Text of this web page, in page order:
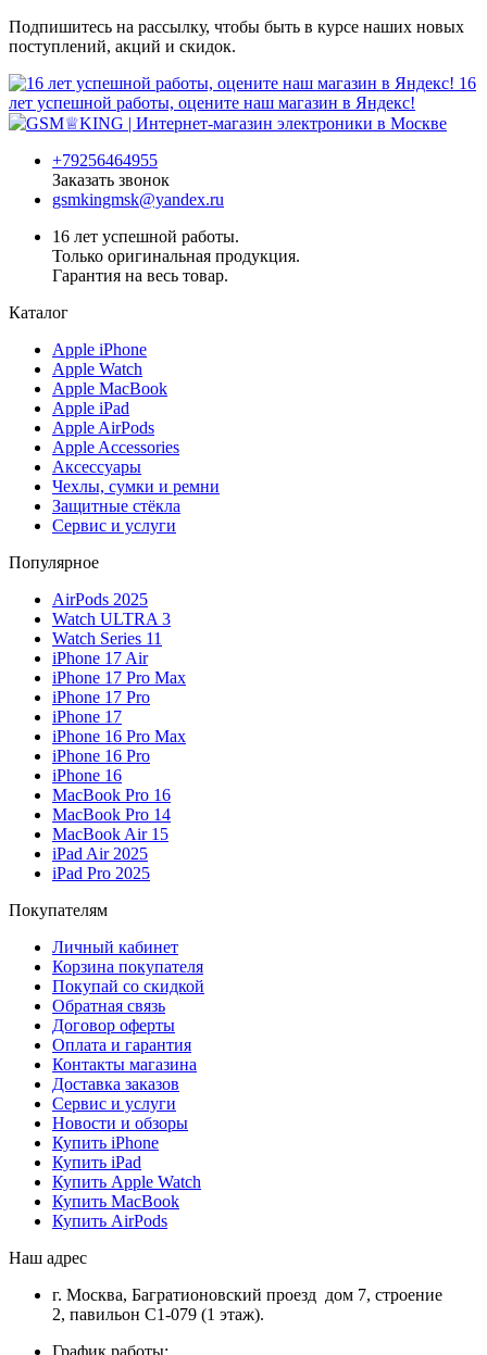
Подпишитесь на рассылку, чтобы быть в курсе наших новых
поступлений, акций и скидок.
16
лет успешной работы, оцените наш магазин в Яндекс!
+79256464955
Заказать звонок
gsmkingmsk@yandex.ru
16 лет успешной работы.
Только оригинальная продукция.
Гарантия на весь товар.
Каталог
Apple iPhone
Apple Watch
Apple MacBook
Apple iPad
Apple AirPods
Apple Accessories
Аксессуары
Чехлы, сумки и ремни
Защитные стёкла
Сервис и услуги
Популярное
AirPods 2025
Watch ULTRA 3
Watch Series 11
iPhone 17 Air
iPhone 17 Pro Max
iPhone 17 Pro
iPhone 17
iPhone 16 Pro Max
iPhone 16 Pro
iPhone 16
MacBook Pro 16
MacBook Pro 14
MacBook Air 15
iPad Air 2025
iPad Pro 2025
Покупателям
Личный кабинет
Корзина покупателя
Покупай со скидкой
Обратная связь
Договор оферты
Оплата и гарантия
Контакты магазина
Доставка заказов
Сервис и услуги
Новости и обзоры
Купить iPhone
Купить iPad
Купить Apple Watch
Купить MacBook
Купить AirPods
Наш адрес
г. Москва, Багратионовский проезд дом 7, строение
2, павильон С1-079 (1 этаж).
График работы: